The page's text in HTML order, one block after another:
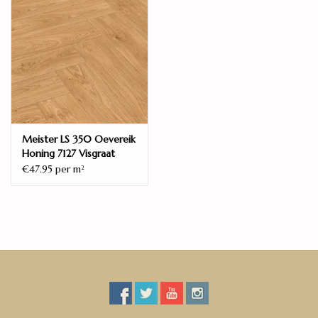
Meister LS 350 Oevereik
Honing 7127 Visgraat
€47.95 per m2